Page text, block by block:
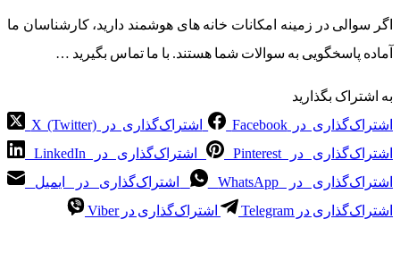
اگر سوالی در زمینه امکانات خانه های هوشمند دارید، کارشناسان ما
آماده پاسخگویی به سوالات شما هستند. با ما تماس بگیرید …
به اشتراک بگذارید
اشتراک‌گذاری در Facebook
اشتراک‌گذاری در X (Twitter)
اشتراک‌گذاری در Pinterest
اشتراک‌گذاری در LinkedIn
اشتراک‌گذاری در WhatsApp
اشتراک‌گذاری در ایمیل
اشتراک‌گذاری در Telegram
اشتراک‌گذاری در Viber